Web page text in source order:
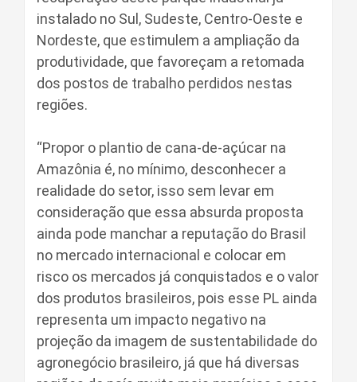
instalado no Sul, Sudeste, Centro-Oeste e
Nordeste, que estimulem a ampliação da
produtividade, que favoreçam a retomada
dos postos de trabalho perdidos nestas
regiões.
“Propor o plantio de cana-de-açúcar na
Amazônia é, no mínimo, desconhecer a
realidade do setor, isso sem levar em
consideração que essa absurda proposta
ainda pode manchar a reputação do Brasil
no mercado internacional e colocar em
risco os mercados já conquistados e o valor
dos produtos brasileiros, pois esse PL ainda
representa um impacto negativo na
projeção da imagem de sustentabilidade do
agronegócio brasileiro, já que há diversas